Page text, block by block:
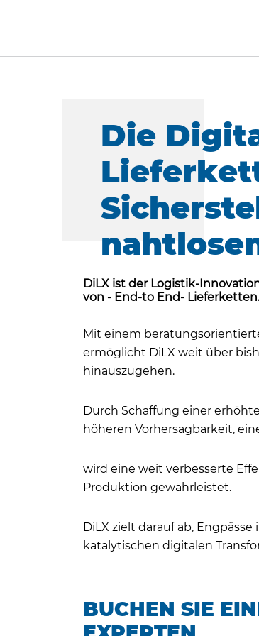
Die
DiLX ist der Logistik-
von - End-to End- Lieferketten.
Mit einem
ermöglicht DiLX weit über
hinauszugehen.
Durch Schaffung einer
höheren Vorhersagbarkeit,
wird eine weit verbesserte
Produktion gewährleistet.
DiLX zielt darauf ab,
katalytischen digitalen
BUCHEN SIE